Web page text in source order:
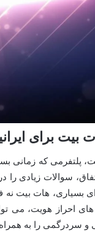
برای
سوالات زیادی
بسیاری، هات بیت نه
احراز هویت، می
و سردرگمی را به همراه